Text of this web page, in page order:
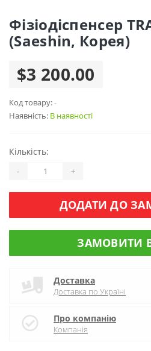
Фізіодіспенсер
(Saeshin, Корея)
$3 200.00
Код товару:-
Наявність: В наявності
Кількість:
- +
ДОДАТИ ДО
ЗАМОВИТИ
Доставка
Доставка по Україні
Про компанію
Компанія